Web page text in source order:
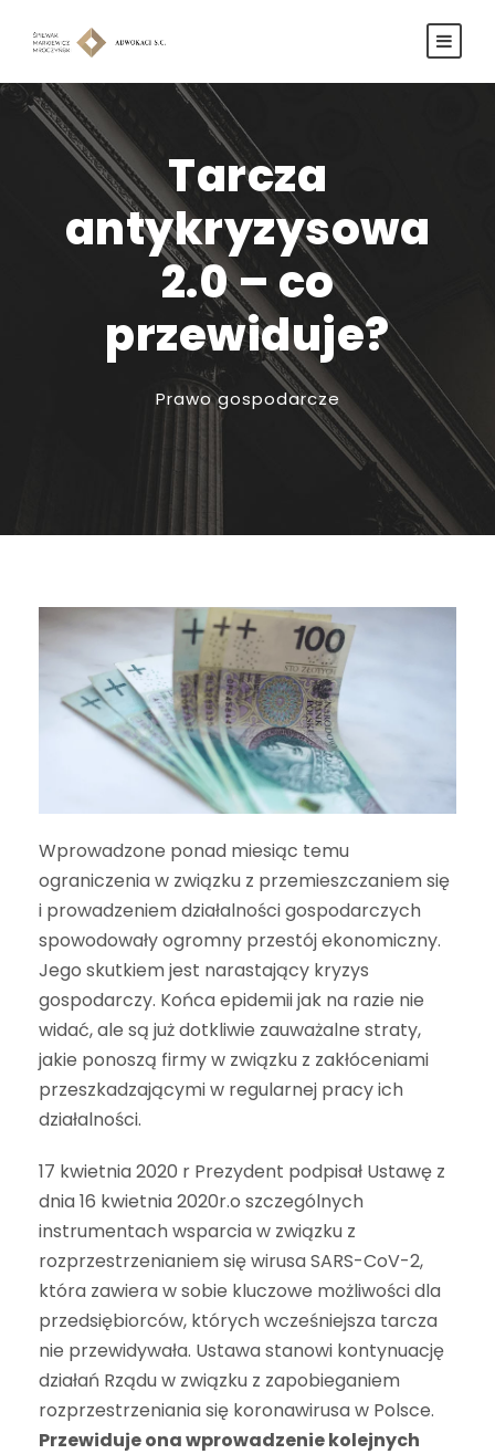
Tarcza
antykryzysowa
2.0 – co
przewiduje?
Prawo gospodarcze
Wprowadzone ponad miesiąc temu
ograniczenia w związku z przemieszczaniem się
i prowadzeniem działalności gospodarczych
spowodowały ogromny przestój ekonomiczny.
Jego skutkiem jest narastający kryzys
gospodarczy. Końca epidemii jak na razie nie
widać, ale są już dotkliwie zauważalne straty,
jakie ponoszą firmy w związku z zakłóceniami
przeszkadzającymi w regularnej pracy ich
działalności.
17 kwietnia 2020 r Prezydent podpisał Ustawę z
dnia 16 kwietnia 2020r.o szczególnych
instrumentach wsparcia w związku z
rozprzestrzenianiem się wirusa SARS-CoV-2,
która zawiera w sobie kluczowe możliwości dla
przedsiębiorców, których wcześniejsza tarcza
nie przewidywała. Ustawa stanowi kontynuację
działań Rządu w związku z zapobieganiem
rozprzestrzeniania się koronawirusa w Polsce.
Przewiduje ona wprowadzenie kolejnych